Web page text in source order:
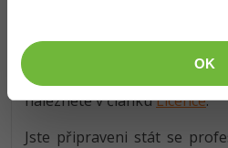
OK
Fórum
projekt. Není ho však
Pokud potřebujete širší
domluvíme na komerční
naleznete v článkuLicence.
Jste připraveni stát se